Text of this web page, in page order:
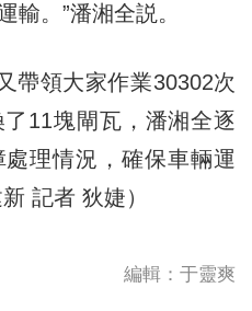
輸。”潘湘全説。
領大家作業30302次
11塊閘瓦，潘湘全逐
理情況，確保車輛運
記者 狄婕）
編輯：于靈爽